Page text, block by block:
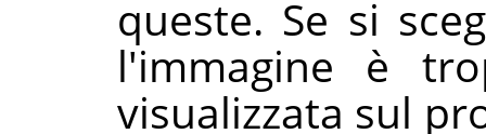
queste. Se si
l'immagine è
visualizzata sul